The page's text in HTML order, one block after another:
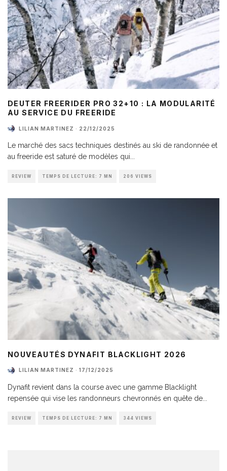
DEUTER FREERIDER PRO 32+10 : LA MODULARITÉ
AU SERVICE DU FREERIDE
LILIAN MARTINEZ · 22/12/2025
Le marché des sacs techniques destinés au ski de randonnée et
au freeride est saturé de modèles qui
REVIEW TEMPS DE LECTURE: 7 MN 206 VIEWS
NOUVEAUTÉS DYNAFIT BLACKLIGHT 2026
LILIAN MARTINEZ · 17/12/2025
Dynafit revient dans la course avec une gamme Blacklight
repensée qui vise les randonneurs chevronnés en quête de
REVIEW TEMPS DE LECTURE: 7 MN 344 VIEWS